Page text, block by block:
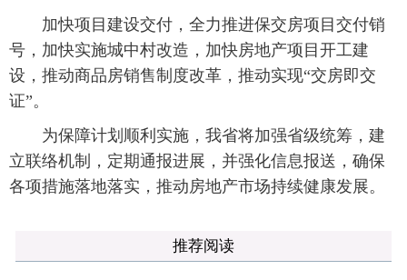
加快项目建设交付，全力推进保交房项目交付销
号，加快实施城中村改造，加快房地产项目开工建
设，推动商品房销售制度改革，推动实现“交房即交
证”。
为保障计划顺利实施，我省将加强省级统筹，建
立联络机制，定期通报进展，并强化信息报送，确保
各项措施落地落实，推动房地产市场持续健康发展。
推荐阅读